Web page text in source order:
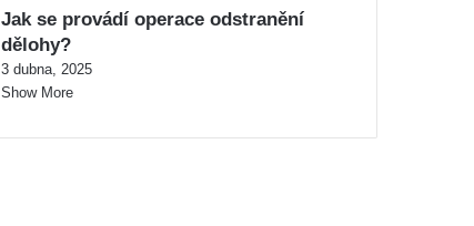
Jak se provádí operace odstranění
dělohy?
3 dubna, 2025
Show More